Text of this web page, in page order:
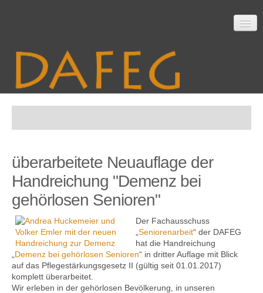
Mitarbeit
Material
Themen
überarbeitete Neuauflage der
Handreichung "Demenz bei
gehörlosen Senioren"
Der Fachausschuss
Seniorenarbeit“ der DAFEG
hat die Handreichung
Demenz bei gehörlosen Senioren“ in dritter Auflage mit Blick
auf das Pflegestärkungsgesetz II (gültig seit 01.01.2017)
komplett überarbeitet.
Wir erleben in der gehörlosen Bevölkerung, in unseren